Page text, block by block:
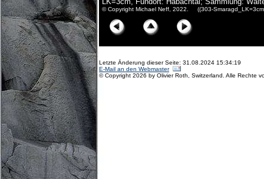
© Copyright Michael Neff, 2022. ((303-
Letzte Änderung dieser Seite: 31.08.2024 15:34:19
E-Mail an den Webmaster
© Copyright 2026 by Olivier Roth, Switzerland. Alle Rechte